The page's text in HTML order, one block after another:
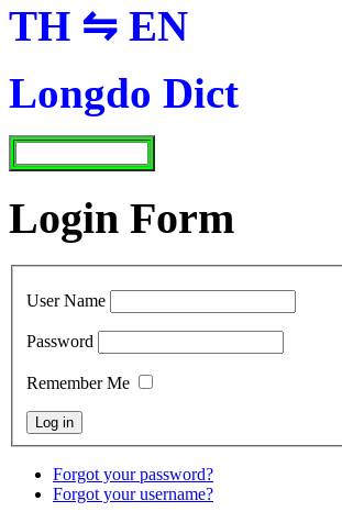
TH ⇋ EN
Longdo Dict
Login Form
User Name
Password
Remember Me
Forgot your password?
Forgot your username?